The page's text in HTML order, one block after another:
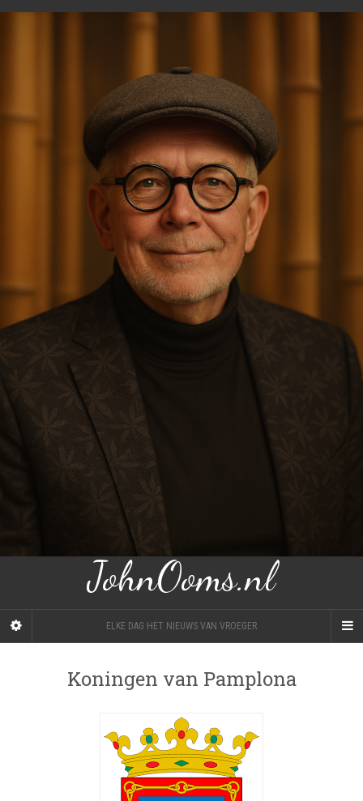
JohnOoms.nl
ELKE DAG HET NIEUWS VAN VROEGER
Koningen van Pamplona